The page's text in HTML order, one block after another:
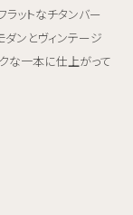
ットなチタンバー
ダンとヴィンテージ
な一本に仕上がって